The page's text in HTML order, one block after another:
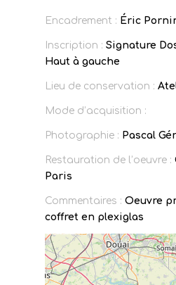
Encadrement : Éric
Inscription : Signature
Haut à gauche
Lieu de conservation :
Mode d’acquisition :
Photographie : Pascal
Restauration de l’oeuvre :
Paris
Commentaires : Oeuvre
coffret en plexiglas